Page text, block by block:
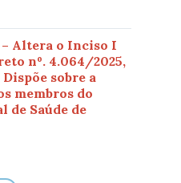
Altera o Inciso I
nº. 4.064/2025,
sobre a
membros do
de Saúde de